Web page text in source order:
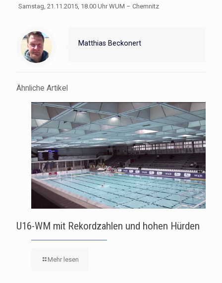
Samstag, 21.11.2015, 18.00 Uhr WUM – Chemnitz
Matthias Beckonert
Ähnliche Artikel
U16-WM mit Rekordzahlen und hohen Hürden
Mehr lesen